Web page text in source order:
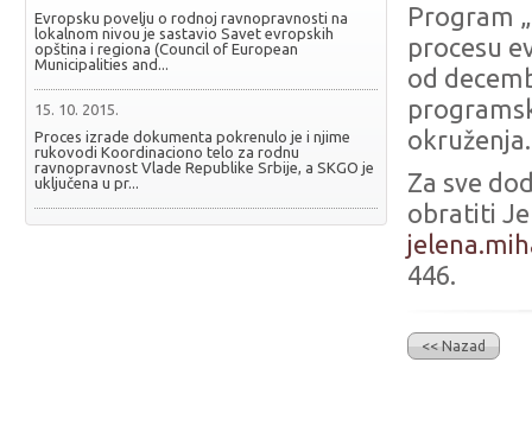
Evropsku povelju o rodnoj ravnopravnosti na
lokalnom nivou je sastavio Savet evropskih
opština i regiona (Council of European
Municipalities and...
15. 10. 2015.
Proces izrade dokumenta pokrenulo je i njime
rukovodi Koordinaciono telo za rodnu
ravnopravnost Vlade Republike Srbije, a SKGO je
uključena u pr...
Program
procesu
od
okruženja.
Za sve
obratiti
446.
<< Nazad